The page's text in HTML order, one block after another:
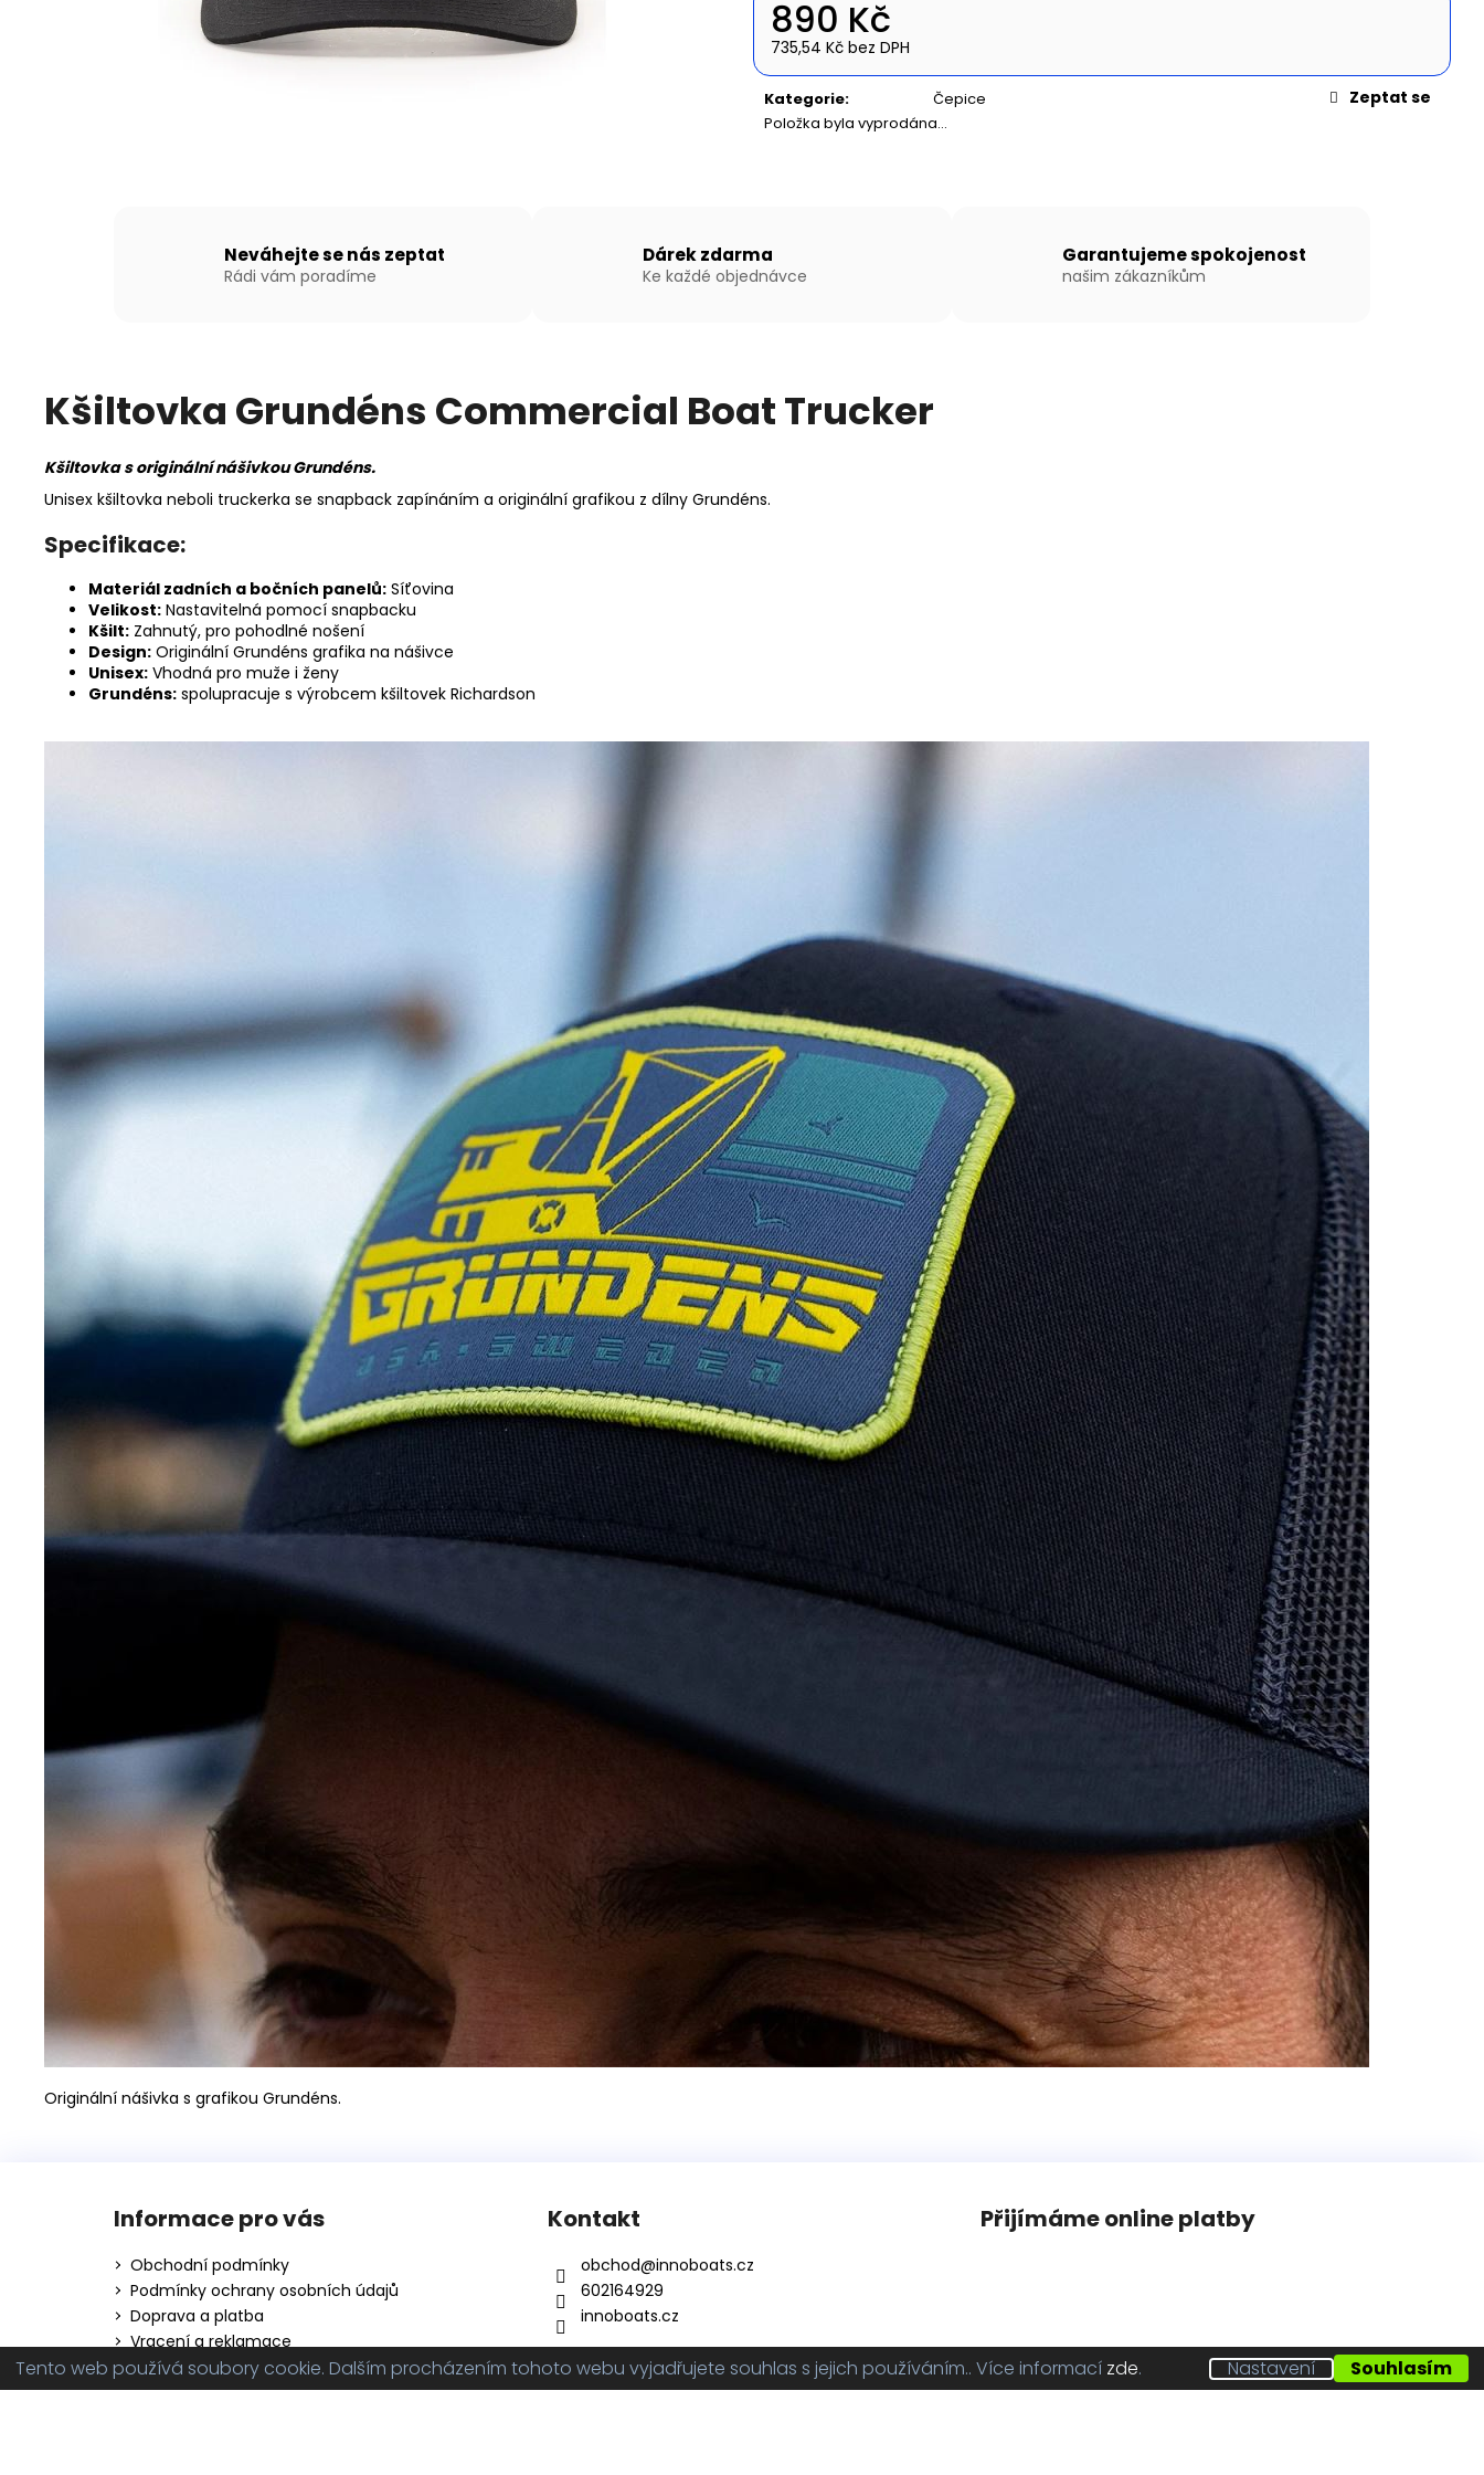
Tento web používá soubory cookie. Dalším procházením tohoto webu vyjadřujete souhlas s jejich používáním.. Více informací zde. Nastavení Souhlasím
890 Kč
735,54 Kč bez DPH
Kategorie:
Čepice
Položka byla vyprodána…
Zeptat se
Neváhejte se nás zeptat
Rádi vám poradíme
Dárek zdarma
Ke každé objednávce
Garantujeme spokojenost
našim zákazníkům
Kšiltovka Grundéns Commercial Boat Trucker
Kšiltovka s originální nášivkou Grundéns.
Unisex kšiltovka neboli truckerka se snapback zapínáním a originální grafikou z dílny Grundéns.
Specifikace:
Materiál zadních a bočních panelů: Síťovina
Velikost: Nastavitelná pomocí snapbacku
Kšilt: Zahnutý, pro pohodlné nošení
Design: Originální Grundéns grafika na nášivce
Unisex: Vhodná pro muže i ženy
Grundéns: spolupracuje s výrobcem kšiltovek Richardson
Originální nášivka s grafikou Grundéns.
NAFUKOVACÍ ČLUN WILLIS BOATS RY-
BD240 V BÍLO-MODRÉ BARVĚ SE
SKLÁDACÍ DŘEVĚNOU PODLAHOU
NAFUKOVACÍ ČLUN WILLIS BOATS RY-
BD270 V ZELENÉ BARVĚ SE SKLÁDACÍ
DŘEVĚNOU PODLAHOU
NAFUKOVACÍ ČLUN WILLIS BOATS RY-
BD300 V BÍLO-MODRÉ BARVĚ SE
SKLÁDACÍ HLINÍKOVOU PODLAHOU
16 990 Kč
Informace pro vás
Obchodní podmínky
Podmínky ochrany osobních údajů
Doprava a platba
Vracení a reklamace
Kontakt
obchod@innoboats.cz
602164929
innoboats.cz
Přijímáme online platby